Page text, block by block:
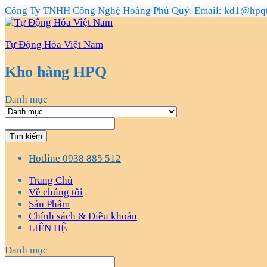
Công Ty TNHH Công Nghệ Hoàng Phú Quý. Email:
Tự Động Hóa Việt Nam
Kho hàng HPQ
Danh mục
Tìm kiếm
Hotline 0938 885 512
Trang Chủ
Về chúng tôi
Sản Phẩm
Chính sách & Điều khoản
LIÊN HỆ
Danh mục